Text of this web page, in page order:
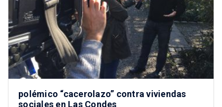
polémico “cacerolazo” contra viviendas
sociales en Las Condes